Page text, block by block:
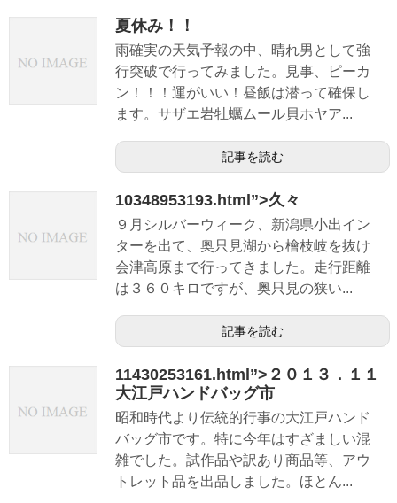
夏休み！！
雨確実の天気予報の中、晴れ男として強
行突破で行ってみました。見事、ピーカ
ン！！！運がいい！昼飯は潜って確保し
ます。サザエ岩牡蠣ムール貝ホヤア...
記事を読む
10348953193.html”>久々
９月シルバーウィーク、新潟県小出イン
ターを出て、奥只見湖から檜枝岐を抜け
会津高原まで行ってきました。走行距離
は３６０キロですが、奥只見の狭い...
記事を読む
11430253161.html”>２０１３．１１
大江戸ハンドバッグ市
昭和時代より伝統的行事の大江戸ハンド
バッグ市です。特に今年はすざましい混
雑でした。試作品や訳あり商品等、アウ
トレット品を出品しました。ほとん...